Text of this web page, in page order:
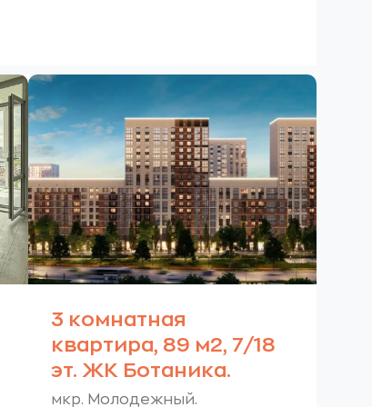
3 комнатная
квартира, 89 м2, 7/18
эт. ЖК Ботаника.
мкр. Молодежный.